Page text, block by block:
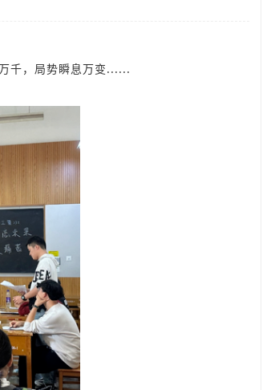
千，局势瞬息万变......